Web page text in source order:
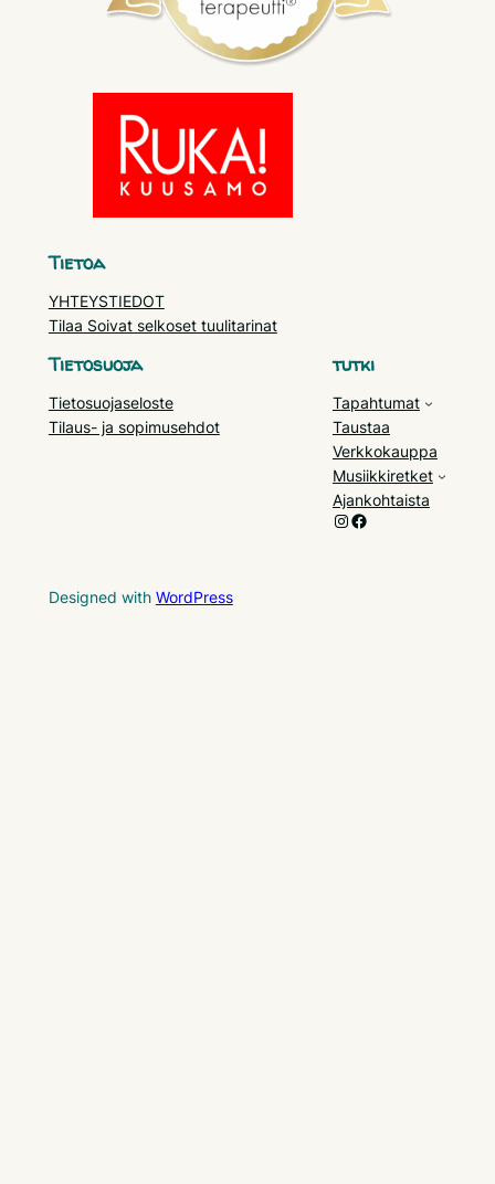
Tietoa
YHTEYSTIEDOT
Tilaa Soivat selkoset tuulitarinat
Tietosuoja
Tietosuojaseloste
Tilaus- ja sopimusehdot
tutki
Tapahtumat
Taustaa
Verkkokauppa
Musiikkiretket
Ajankohtaista
Instagram Facebook
Designed with WordPress